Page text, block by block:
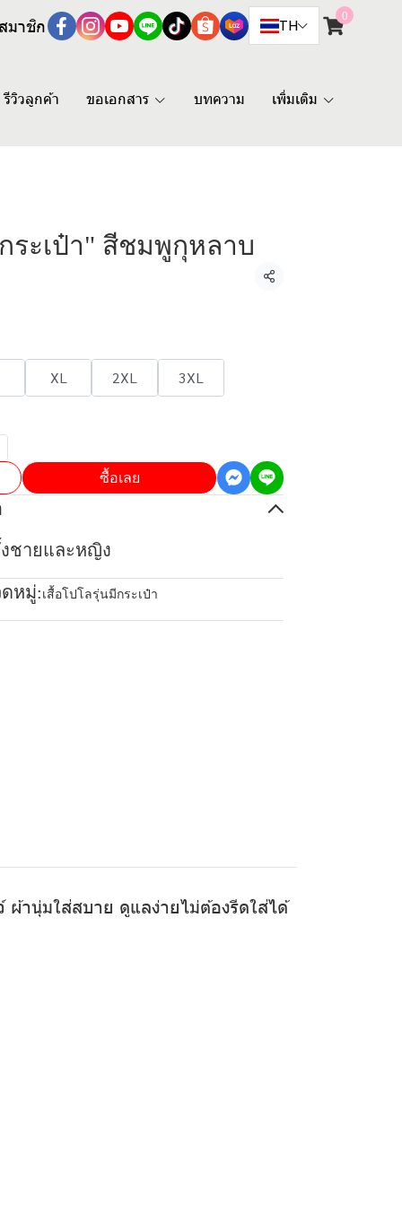
มาชิก TH
0
รีวิวลูกค้า ขอเอกสาร บทความ เพิ่มเติม
ระเป๋า" สีชมพูกุหลาบ
แชร์
XL 2XL
3XL
ซื้อเลย
ชายและหญิง
หมู่:เสื้อโปโลรุ่นมีกระเป๋า
ผ้านุ่มใส่สบาย ดูแลง่ายไม่ต้องรีดใส่ได้